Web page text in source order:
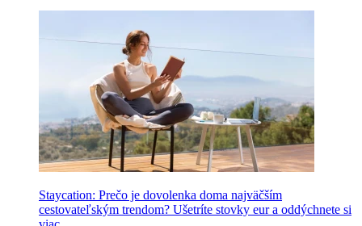
Staycation: Prečo je dovolenka doma najväčším
cestovateľským trendom? Ušetríte stovky eur a oddýchnete si